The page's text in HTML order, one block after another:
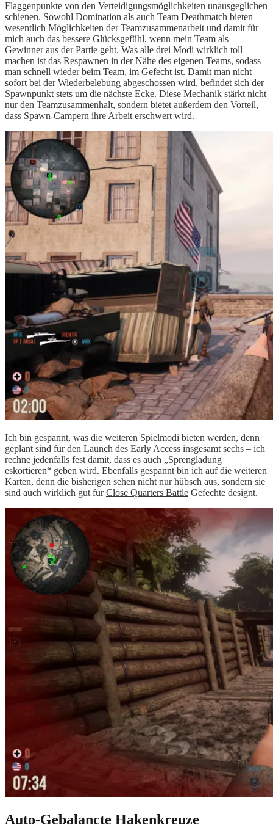
Flaggenpunkte von den Verteidigungsmöglichkeiten unausgeglichen
schienen. Sowohl Domination als auch Team Deathmatch bieten
wesentlich Möglichkeiten der Teamzusammenarbeit und damit für
mich auch das bessere Glücksgefühl, wenn mein Team als
Gewinner aus der Partie geht. Was alle drei Modi wirklich toll
machen ist das Respawnen in der Nähe des eigenen Teams, sodass
man schnell wieder beim Team, im Gefecht ist. Damit man nicht
sofort bei der Wiederbelebung abgeschossen wird, befindet sich der
Spawnpunkt stets um die nächste Ecke. Diese Mechanik stärkt nicht
nur den Teamzusammenhalt, sondern bietet außerdem den Vorteil,
dass Spawn-Campern ihre Arbeit erschwert wird.
Ich bin gespannt, was die weiteren Spielmodi bieten werden, denn
geplant sind für den Launch des Early Access insgesamt sechs – ich
rechne jedenfalls fest damit, dass es auch „Sprengladung
eskortieren“ geben wird. Ebenfalls gespannt bin ich auf die weiteren
Karten, denn die bisherigen sehen nicht nur hübsch aus, sondern sie
sind auch wirklich gut fürClose Quarters Battle Gefechte designt.
Auto-Gebalancte Hakenkreuze